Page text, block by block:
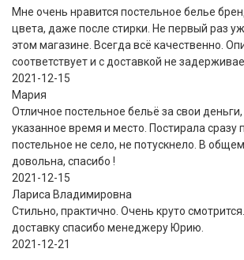
Мне очень нравится постельное белье
цвета, даже после стирки. Не первый раз
этом магазине. Всегда всё качественно.
соответствует и с доставкой не
2021-12-15
Мария
Отличное постельное бельё за свои
указанное время и место. Постирала сразу
постельное не село, не потускнело. В
довольна, спасибо !
2021-12-15
Лариса Владимировна
Стильно, практично. Очень круто
доставку спасибо менеджеру Юрию.
2021-12-21